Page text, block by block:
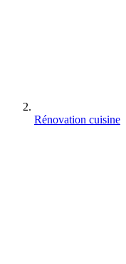
Rénovation cuisine